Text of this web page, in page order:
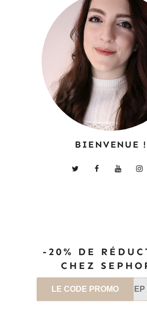
BIENVENUE !
-20% DE
CHEZ
LE CODE PROMO SEP